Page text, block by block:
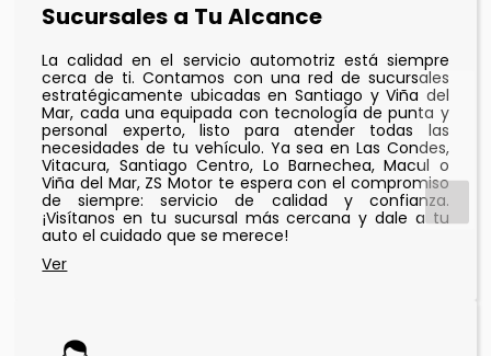
Sucursales a Tu Alcance
La calidad en el servicio automotriz está siempre
cerca de ti. Contamos con una red de sucursales
estratégicamente ubicadas en Santiago y Viña del
Mar, cada una equipada con tecnología de punta y
personal experto, listo para atender todas las
necesidades de tu vehículo. Ya sea en Las Condes,
Vitacura, Santiago Centro, Lo Barnechea, Macul o
Viña del Mar, ZS Motor te espera con el compromiso
de siempre: servicio de calidad y confianza.
¡Visítanos en tu sucursal más cercana y dale a tu
auto el cuidado que se merece!